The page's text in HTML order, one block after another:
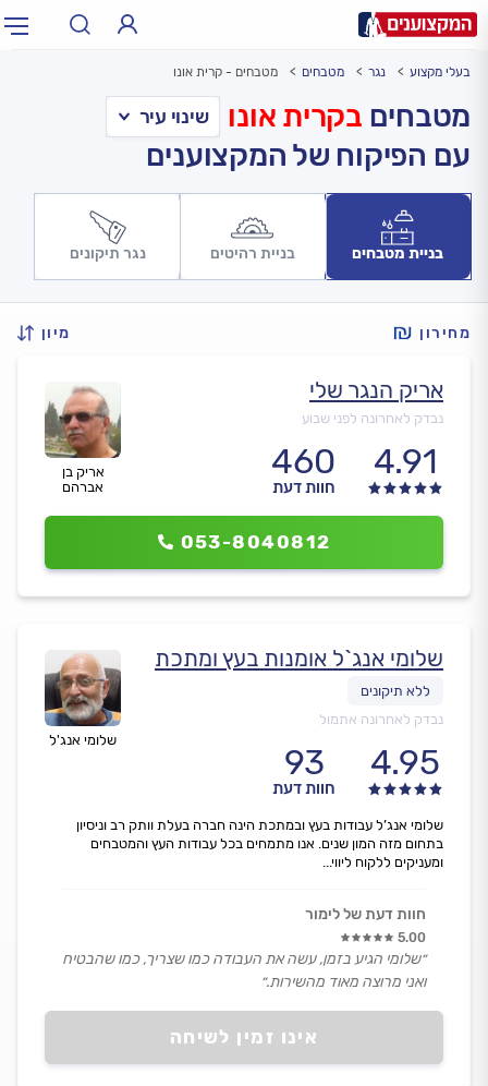
עירעיר: תל אביב, חיפה…
בעלי מקצוע נגר מטבחים מטבחים - קרית אונו
מטבחים בקרית אונו
עם הפיקוח של המקצוענים
בניית מטבחים בניית רהיטים נגר תיקונים
מחירון מיון
אריק בן
אברהם
אריק הנגר שלי
נבדק לאחרונה לפני שבוע
4.91
460
חוות דעת
053-8040812
שלומי אנג'ל
שלומי אנג`ל אומנות בעץ ומתכת
נבדק לאחרונה אתמול
4.95
93
חוות דעת
אינו זמין לשיחה
שלומי אנג’ל עבודות בעץ ובמתכת הינה חברה בעלת וותק רב וניסיון
בתחום מזה המון שנים. אנו מתמחים בכל עבודות העץ והמטבחים
ומעניקים ללקוח ליווי...
חוות דעת של לימור
5.00
״שלומי הגיע בזמן, עשה את העבודה כמו שצריך, כמו שהבטיח
ואני מרוצה מאוד מהשירות.״